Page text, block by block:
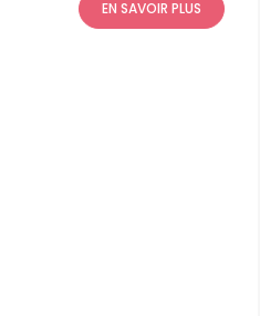
EN SAVOIR PLUS